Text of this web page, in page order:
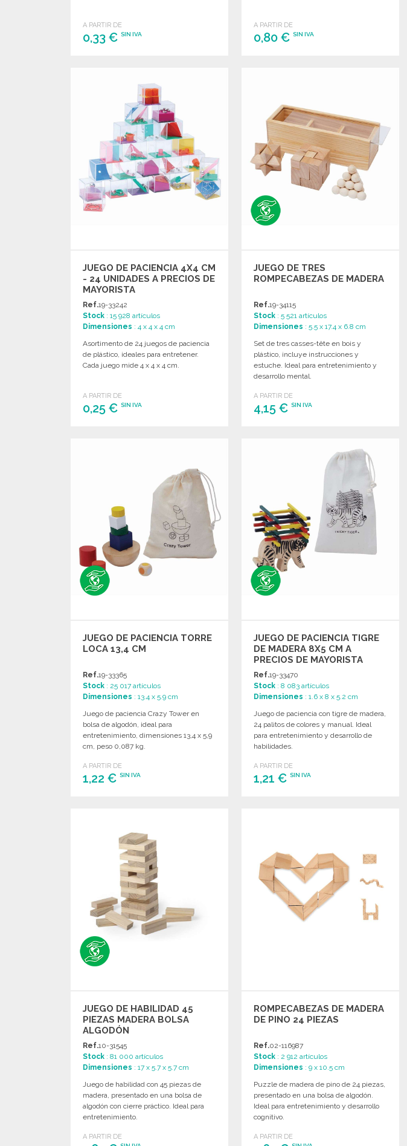
A PARTIR DE
0,33 € SIN IVA
A PARTIR DE
0,80 €SIN IVA
JUEGO DE PACIENCIA 4X4 CM
- 24 UNIDADES A PRECIOS DE
MAYORISTA
Ref.19-33242
Stock : 15 928 artículos
Dimensiones : 4 x 4 x 4 cm
Asortimento de 24 juegos de paciencia
de plástico, ideales para entretener.
Cada juego mide 4 x 4 x 4 cm.
A PARTIR DE
0,25 € SIN IVA
JUEGO DE TRES
ROMPECABEZAS DE MADERA
Ref.19-34115
Stock : 5 521 artículos
Dimensiones : 5.5 x 17.4 x 6.8 cm
Set de tres casses-tête en bois y
plástico, incluye instrucciones y
estuche. Ideal para entretenimiento y
desarrollo mental.
A PARTIR DE
4,15 €SIN IVA
Solicitar un presupuesto
JUEGO DE PACIENCIA TORRE
LOCA 13,4 CM
Ref.19-33365
Stock : 25 017 artículos
Dimensiones : 13.4 x 5.9 cm
Juego de paciencia Crazy Tower en
bolsa de algodón, ideal para
entretenimiento, dimensiones 13,4 x 5,9
cm, peso 0,087 kg.
A PARTIR DE
1,22 € SIN IVA
JUEGO DE PACIENCIA TIGRE
DE MADERA 8X5 CM A
PRECIOS DE MAYORISTA
Ref.19-33470
Stock : 8 083 artículos
Dimensiones : 1.6 x 8 x 5.2 cm
Juego de paciencia con tigre de madera,
24 palitos de colores y manual. Ideal
para entretenimiento y desarrollo de
habilidades.
A PARTIR DE
1,21 €SIN IVA
JUEGO DE HABILIDAD 45
PIEZAS MADERA BOLSA
ALGODÓN
Ref.10-31545
Stock : 81 000 artículos
Dimensiones : 17 x 5.7 x 5.7 cm
Juego de habilidad con 45 piezas de
madera, presentado en una bolsa de
algodón con cierre práctico. Ideal para
entretenimiento.
A PARTIR DE
ROMPECABEZAS DE MADERA
DE PINO 24 PIEZAS
Ref.02-116987
Stock : 2 912 artículos
Dimensiones : 9 x 10.5 cm
Puzzle de madera de pino de 24 piezas,
presentado en una bolsa de algodón.
Ideal para entretenimiento y desarrollo
cognitivo.
A PARTIR DE